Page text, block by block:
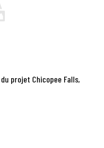
projet Chicopee Falls,